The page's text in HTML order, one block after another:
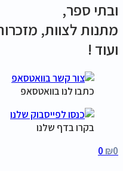
ובתי ספר,
מתנות לצוות,
ועוד !
כתבו לנו בוואטסאפ
בקרו בדף שלנו
₪0
0